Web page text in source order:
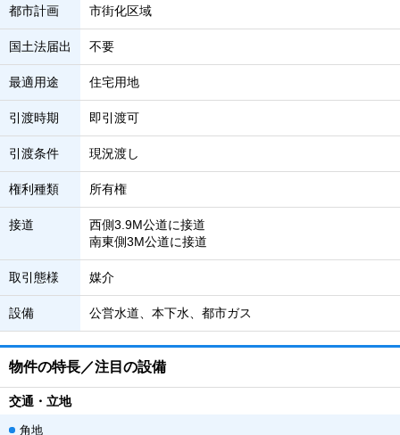
都市計画 市街化区域
国土法届出 不要
最適用途 住宅用地
引渡時期 即引渡可
引渡条件 現況渡し
権利種類 所有権
接道
西側3.9M公道に接道
南東側3M公道に接道
取引態様 媒介
設備 公営水道、本下水、都市ガス
物件の特長／注目の設備
交通・立地
角地